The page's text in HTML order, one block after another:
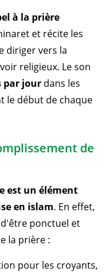
à la prière
et récite les
diriger vers la
religieux. Le son
par jour dans les
le début de chaque
de
est un élément
en islam. En effet,
ponctuel et
la prière :
pour les croyants,